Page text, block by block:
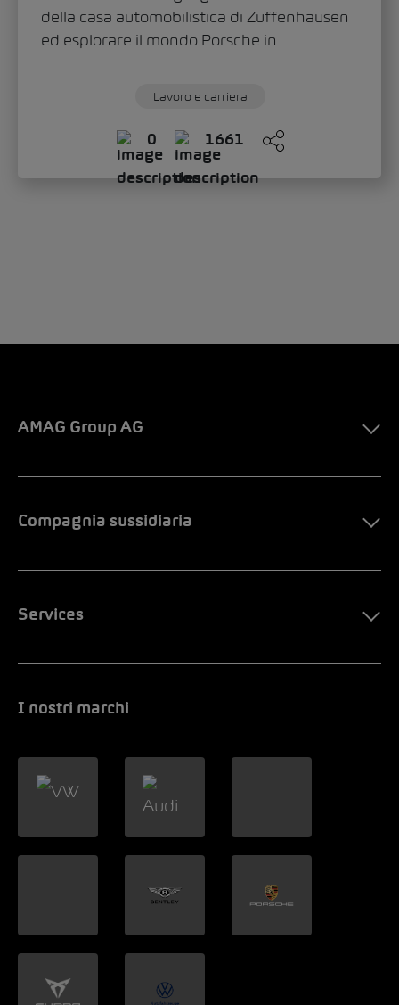
Lavoro e carriera
AMAG Group AG
Compagnia sussidiaria
Services
I nostri marchi